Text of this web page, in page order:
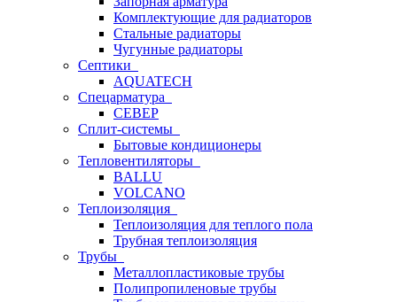
Комплектующие для радиаторов
Стальные радиаторы
Чугунные радиаторы
Септики
AQUATECH
Спецарматура
СЕВЕР
Сплит-системы
Бытовые кондиционеры
Тепловентиляторы
BALLU
VOLCANO
Теплоизоляция
Теплоизоляция для теплого пола
Трубная теплоизоляция
Трубы
Металлопластиковые трубы
Полипропиленовые трубы